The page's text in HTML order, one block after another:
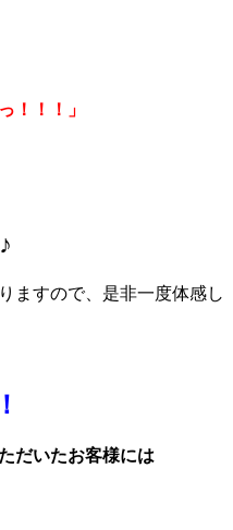
！！！」
ますので、是非一度体感し
だいたお客様には